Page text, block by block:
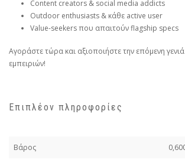
Content creators & social media addicts
Outdoor enthusiasts & κάθε active user
Value-seekers που απαιτούν flagship specs
Αγοράστε τώρα και αξιοποιήστε την επόμενη
εμπειριών!
Επιπλέον πληροφορίες
Βάρος